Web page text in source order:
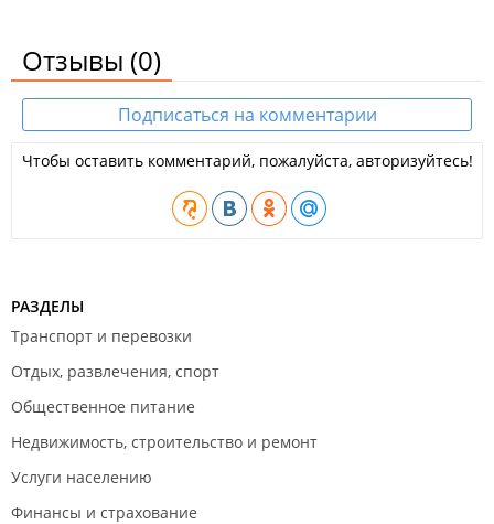
Отзывы (0)
Подписаться на комментарии
Чтобы оставить комментарий, пожалуйста, авторизуйтесь!
РАЗДЕЛЫ
Транспорт и перевозки
Отдых, развлечения, спорт
Общественное питание
Недвижимость, строительство и ремонт
Услуги населению
Финансы и страхование